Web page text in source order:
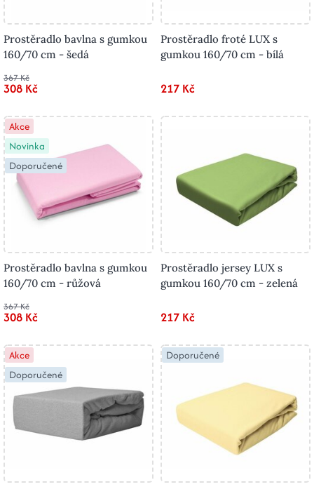
Prostěradlo bavlna s gumkou
160/70 cm - šedá
367 Kč
308 Kč
Prostěradlo froté LUX s
gumkou 160/70 cm - bílá
217 Kč
Akce
Novinka
Doporučené
Prostěradlo bavlna s gumkou
160/70 cm - růžová
367 Kč
308 Kč
Prostěradlo jersey LUX s
gumkou 160/70 cm - zelená
217 Kč
Akce
Doporučené
Doporučené